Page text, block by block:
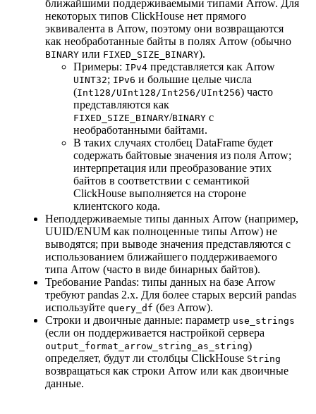
ближайшими поддерживаемыми типами Arrow. Для
некоторых типов ClickHouse нет прямого
эквивалента в Arrow, поэтому они возвращаются
как необработанные байты в полях Arrow (обычно
BINARY или FIXED_SIZE_BINARY).
Примеры: IPv4 представляется как Arrow
UINT32; IPv6 и большие целые числа
(Int128/UInt128/Int256/UInt256) часто
представляются как
FIXED_SIZE_BINARY/BINARY с
необработанными байтами.
В таких случаях столбец DataFrame будет
содержать байтовые значения из поля Arrow;
интерпретация или преобразование этих
байтов в соответствии с семантикой
ClickHouse выполняется на стороне
клиентского кода.
Неподдерживаемые типы данных Arrow (например,
UUID/ENUM как полноценные типы Arrow) не
выводятся; при выводе значения представляются с
использованием ближайшего поддерживаемого
типа Arrow (часто в виде бинарных байтов).
Требование Pandas: типы данных на базе Arrow
требуют pandas 2.x. Для более старых версий pandas
используйте query_df (без Arrow).
Строки и двоичные данные: параметр use_strings
(если он поддерживается настройкой сервера
output_format_arrow_string_as_string)
определяет, будут ли столбцы ClickHouse String
возвращаться как строки Arrow или как двоичные
данные.